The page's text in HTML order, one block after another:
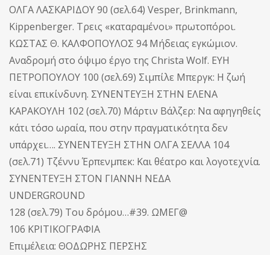
ΟΛΓΑ ΛΑΣΚΑΡΙΔΟΥ 90 (σελ.64) Vesper, Brinkmann,
Kippenberger. Τρεις «καταραμένοι» πρωτοπόροι.
ΚΩΣΤΑΣ Θ. ΚΑΛΦΟΠΟΥΛΟΣ 94 Μήδειας εγκώμιον.
Αναδρομή στο όψιμο έργο της Christa Wolf. ΕΥΗ
ΠΕΤΡΟΠΟΥΛΟΥ 100 (σελ.69) Σιμπίλε Μπεργκ: Η ζωή
είναι επικίνδυνη. ΣΥΝΕΝΤΕΥΞΗ ΣΤΗΝ ΕΛΕΝΑ
ΚΑΡΑΚΟΥΛΗ 102 (σελ.70) Μάρτιν Βάλζερ: Να αφηγηθείς
κάτι τόσο ωραία, που στην πραγματικότητα δεν
υπάρχει…. ΣΥΝΕΝΤΕΥΞΗ ΣΤΗΝ ΟΛΓΑ ΣΕΛΛΑ 104
(σελ.71) Τζέννυ Έρπενμπεκ: Και θέατρο και λογοτεχνία.
ΣΥΝΕΝΤΕΥΞΗ ΣΤΟΝ ΓΙΑΝΝΗ ΝΕΔΑ
UNDERGROUND
128 (σελ.79) Του δρόμου…#39. ΩΜΕΓ@
106 ΚΡΙΤΙΚΟΓΡΑΦΙΑ
Επιμέλεια: ΘΟΔΩΡΗΣ ΠΕΡΣΗΣ